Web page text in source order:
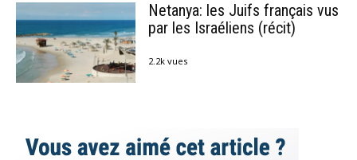
Netanya: les Juifs français vus
par les Israéliens (récit)
2.2k vues